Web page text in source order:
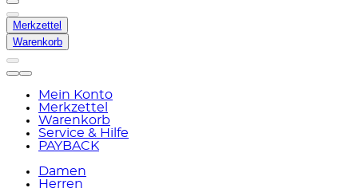
Merkzettel
Warenkorb
Mein Konto
Merkzettel
Warenkorb
Service & Hilfe
PAYBACK
Damen
Herren